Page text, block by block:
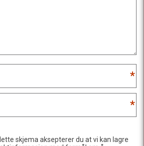
*
*
skjema aksepterer du at vi kan lagre